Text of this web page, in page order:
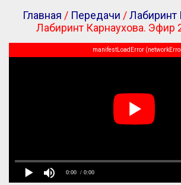
Главная / Передачи /Лабиринт
Лабиринт Карнаухова. Эфир
0:00 / 0:00
manifestLoadError